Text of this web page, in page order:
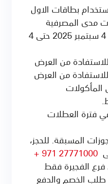
استخدام بطاقات الاول
مدى المصرفية
يسري العرض من 4 سبتمبر 2025 حتى 4
من العرض
من العرض
فترة العطلات
المسبقة. للحجز،
الفجيرة فقط
الخصم والدفع